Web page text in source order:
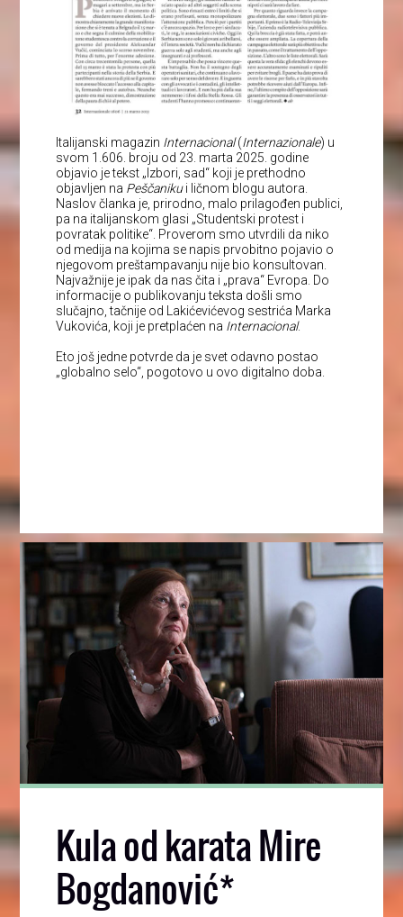
Italijanski magazin Internacional(Internazionale) u
svom 1.606. broju od 23. marta 2025. godine
objavio je tekst „Izbori, sad“ koji je prethodno
objavljen na Peščanikui ličnom blogu autora.
Naslov članka je, prirodno, malo prilagođen publici,
pa na italijanskom glasi „Studentski protest i
povratak politike“. Proverom smo utvrdili da niko
od medija na kojima se napis prvobitno pojavio o
njegovom preštampavanju nije bio konsultovan.
Najvažnije je ipak da nas čita i „prava“ Evropa. Do
informacije o publikovanju teksta došli smo
slučajno, tačnije od Lakićevićevog sestrića Marka
Vukovića, koji je pretplaćen na Internacional.
Eto još jedne potvrde da je svet odavno postao
„globalno selo“, pogotovo u ovo digitalno doba.
Kula od karata Mire
Bogdanović*